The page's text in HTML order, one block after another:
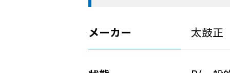
メーカー 太鼓正